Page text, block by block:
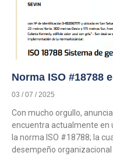
Norma ISO #18788
03 / 07 / 2025
Con mucho orgullo,
encuentra actualmente en
la norma ISO #18788; la
desempeño organizacional